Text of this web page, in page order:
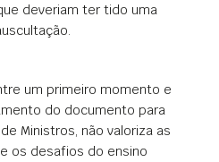
deveriam ter tido uma
um primeiro momento e
do documento para
Ministros, não valoriza as
os desafios do ensino